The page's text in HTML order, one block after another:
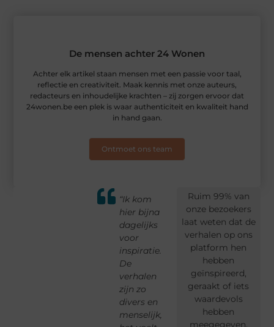
De mensen achter 24 Wonen
Achter elk artikel staan mensen met een passie voor taal,
reflectie en creativiteit. Maak kennis met onze auteurs,
redacteurs en inhoudelijke krachten – zij zorgen ervoor dat
24wonen.be een plek is waar authenticiteit en kwaliteit hand
in hand gaan.
Ontmoet ons team
“Ik kom
hier bijna
dagelijks
voor
inspiratie.
De
verhalen
zijn zo
divers en
menselijk,
“Wat ik fijn
vind, is de
balans
tussen
professioneel
persoonlijk.
Je krijgt de
ruimte om
jezelf te
Ruim 99% van
onze bezoekers
laat weten dat de
verhalen op ons
platform hen
hebben
geïnspireerd,
geraakt of iets
waardevols
hebben
meegegeven.